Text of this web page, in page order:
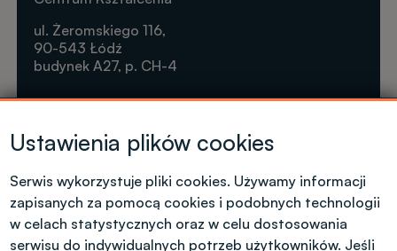
ul. Żeromskiego 116,
90-543 Łódź
budynek A27, p. CH-4
Krótkie formy kształcenia
Tel. +48 42 631 23 14
microcredentials@info.p.lodz.pl
Ustawienia plików cookies
Serwis wykorzystuje pliki cookies. Używamy informacji
zapisanych za pomocą cookies i podobnych technologii
w celach statystycznych oraz w celu dostosowania
serwisu do indywidualnych potrzeb użytkowników. Jeśli